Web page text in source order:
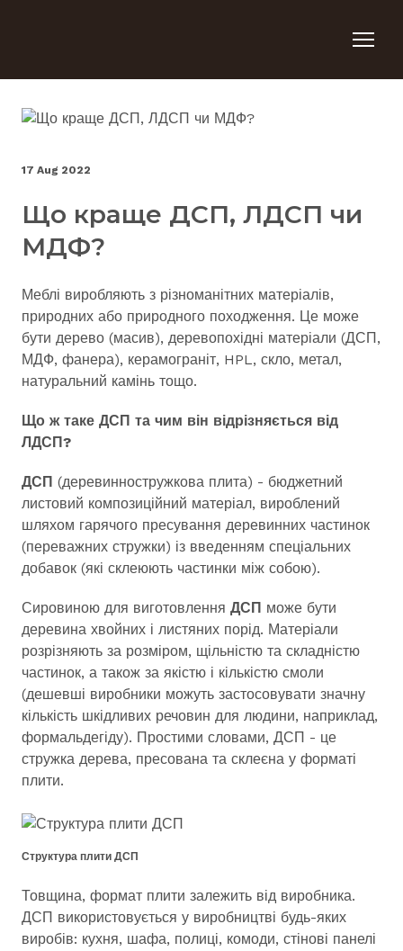
17 Aug 2022
Що краще ДСП, ЛДСП чи
МДФ?
Меблі виробляють з різноманітних матеріалів,
природних або природного походження. Це може
бути дерево (масив), деревопохідні матеріали (ДСП,
МДФ, фанера), керамограніт, HPL, скло, метал,
натуральний камінь тощо.
Що ж таке ДСП та чим він відрізняється від
ЛДСП?
ДСП (деревинностружкова плита) - бюджетний
листовий композиційний матеріал, вироблений
шляхом гарячого пресування деревинних частинок
(переважних стружки) із введенням спеціальних
добавок (які склеюють частинки між собою).
Сировиною для виготовлення ДСП може бути
деревина хвойних і листяних порід. Матеріали
розрізняють за розміром, щільністю та складністю
частинок, а також за якістю і кількістю смоли
(дешевші виробники можуть застосовувати значну
кількість шкідливих речовин для людини, наприклад,
формальдегіду). Простими словами, ДСП - це
стружка дерева, пресована та склеєна у форматі
плити.
Структура плити ДСП
Товщина, формат плити залежить від виробника.
ДСП використовується у виробництві будь-яких
виробів: кухня, шафа, полиці, комоди, стінові панелі